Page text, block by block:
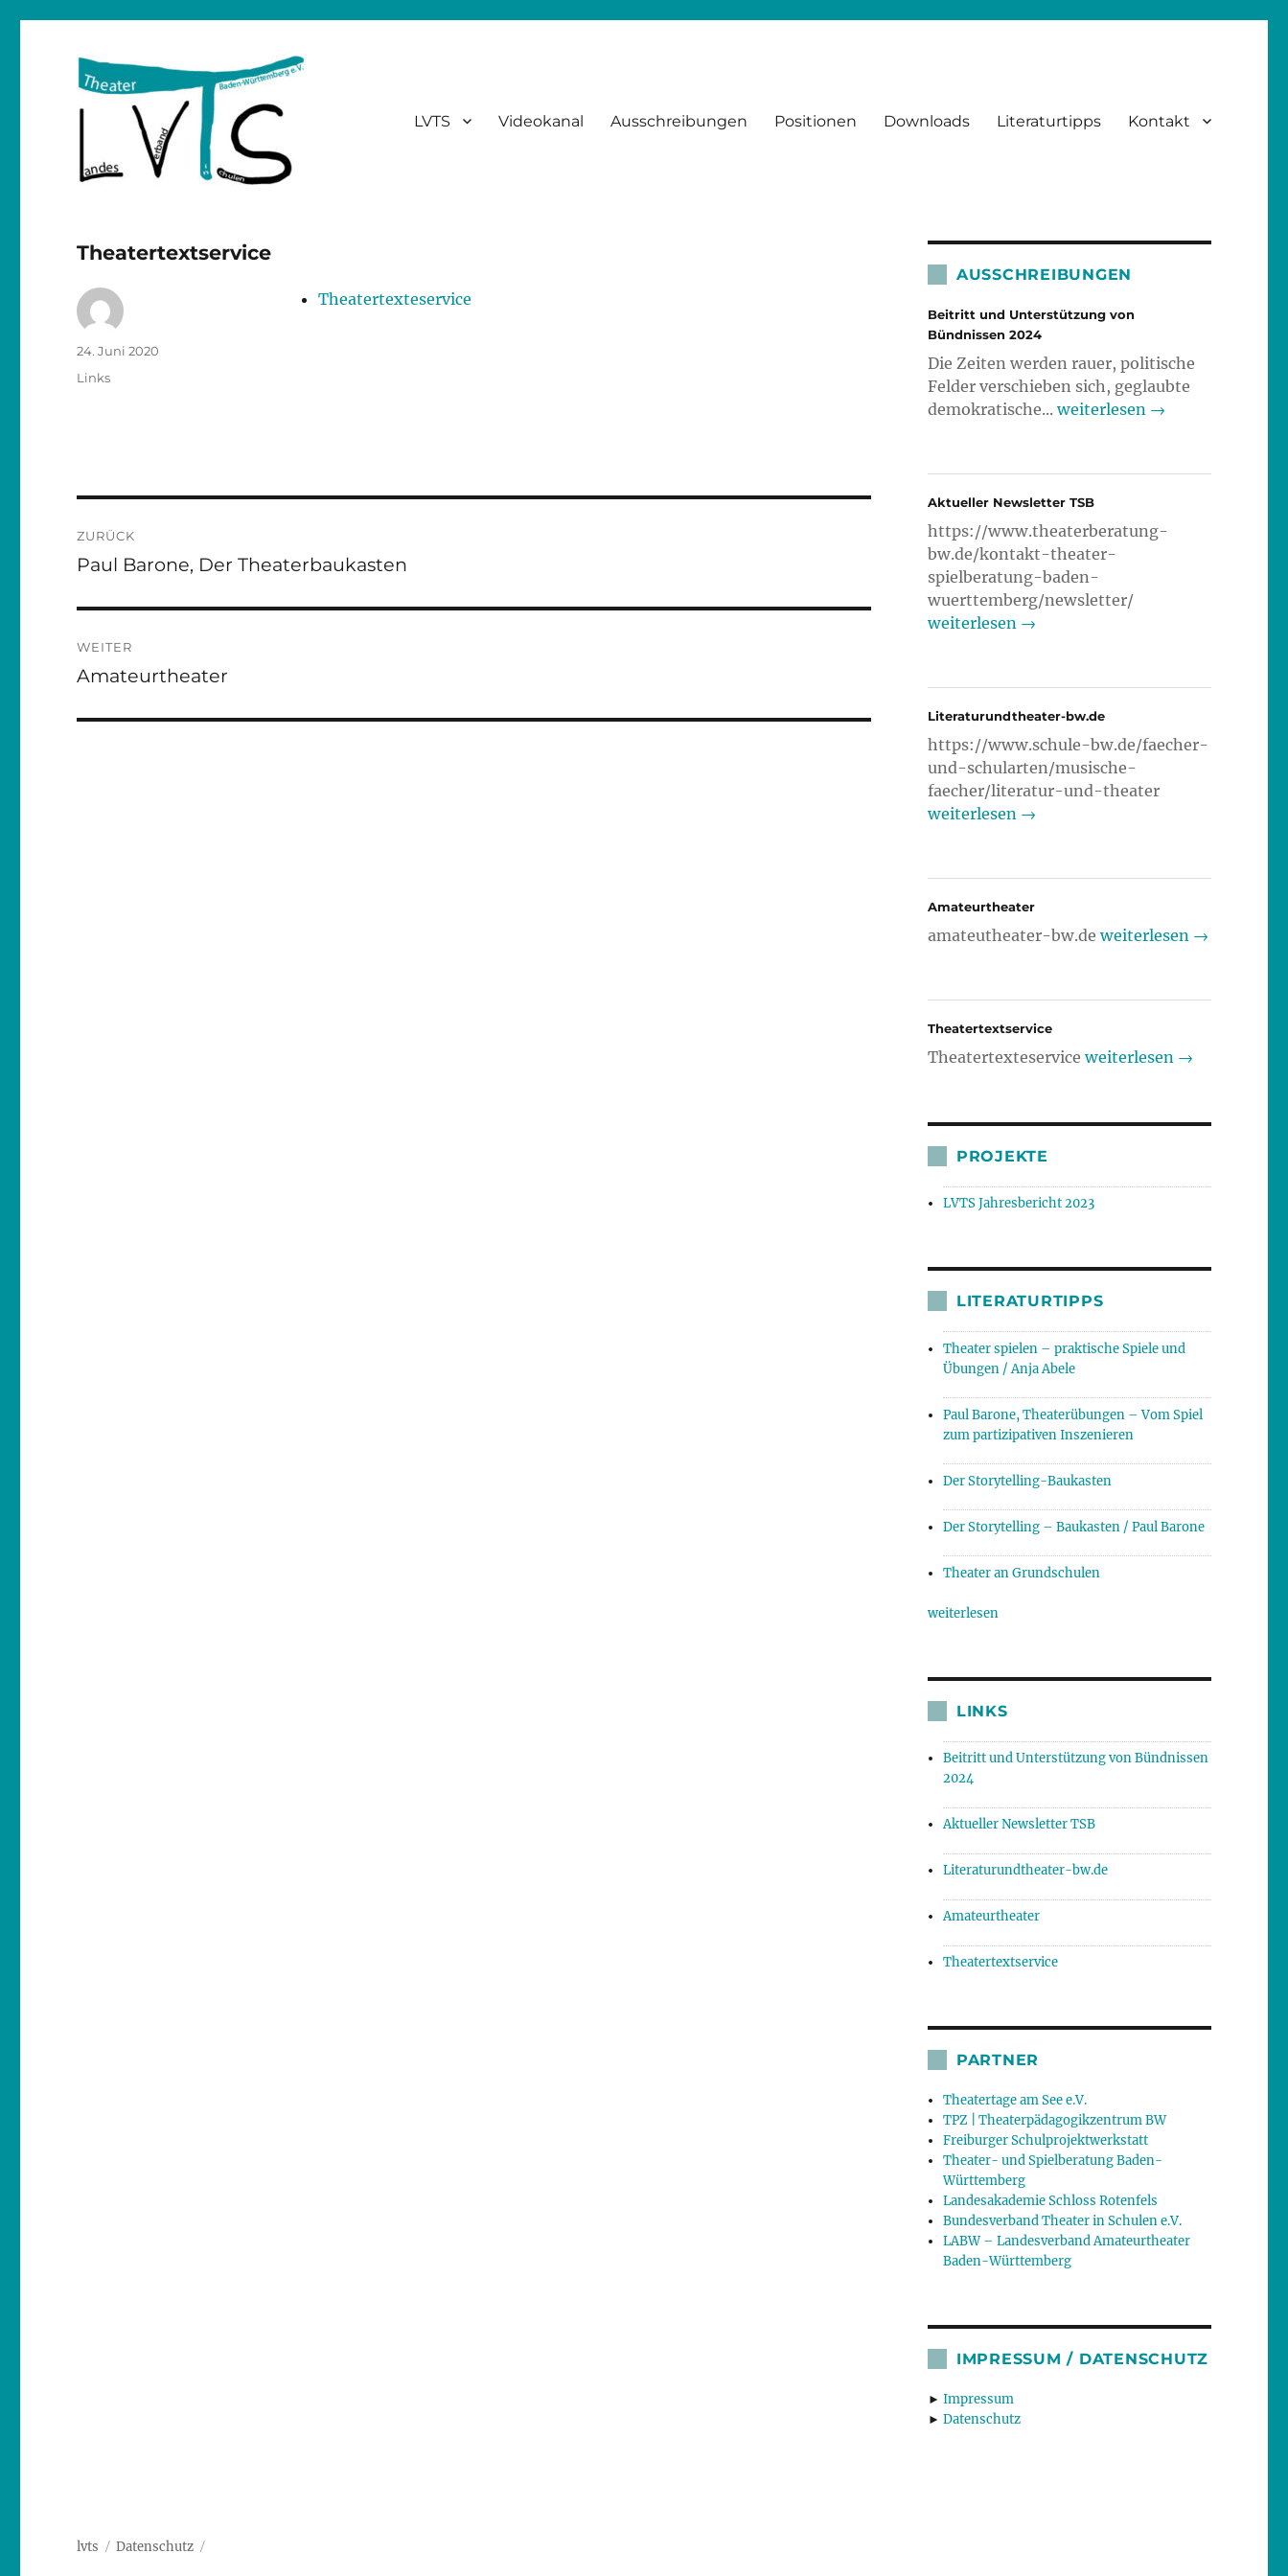
LVTS Videokanal Ausschreibungen Positionen Downloads Literaturtipps Kontakt
Theatertextservice
Theatertexteservice
Autor
Veröffentlicht
am
24. Juni 2020
Kategorien
Links
ZURÜCK
Vorheriger
Paul Barone, Der Theaterbaukasten
WEITER
Nächster
Amateurtheater
AUSSCHREIBUNGEN
Beitritt und Unterstützung von
Bündnissen 2024
Die Zeiten werden rauer, politische
Felder verschieben sich, geglaubte
demokratische...weiterlesen →
Aktueller Newsletter TSB
https://www.theaterberatung-
bw.de/kontakt-theater-
spielberatung-baden-
wuerttemberg/newsletter/
weiterlesen →
Literaturundtheater-bw.de
https://www.schule-bw.de/faecher-
und-schularten/musische-
faecher/literatur-und-theater
weiterlesen →
Amateurtheater
amateutheater-bw.deweiterlesen →
Theatertextservice
Theatertexteserviceweiterlesen →
PROJEKTE
LVTS Jahresbericht 2023
LITERATURTIPPS
Theater spielen – praktische Spiele und
Übungen / Anja Abele
Paul Barone, Theaterübungen – Vom Spiel
zum partizipativen Inszenieren
Der Storytelling-Baukasten
Der Storytelling – Baukasten / Paul Barone
Theater an Grundschulen
weiterlesen
LINKS
Beitritt und Unterstützung von Bündnissen
2024
Aktueller Newsletter TSB
Literaturundtheater-bw.de
Amateurtheater
Theatertextservice
PARTNER
Theatertage am See e.V.
TPZ | Theaterpädagogikzentrum BW
Freiburger Schulprojektwerkstatt
Theater- und Spielberatung Baden-
Württemberg
Landesakademie Schloss Rotenfels
Bundesverband Theater in Schulen e.V.
LABW – Landesverband Amateurtheater
Baden-Württemberg
IMPRESSUM / DATENSCHUTZ
► Impressum
► Datenschutz
lvts Datenschutz